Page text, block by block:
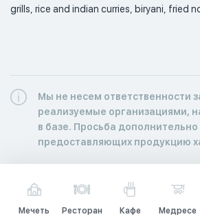
grills, rice and indian curries, biryani, fried
Мы не несем ответственности
реализуемые организациями,
в базе. Просьба дополнительно
предоставляющих продукцию
Мечеть Ресторан Кафе Медресе